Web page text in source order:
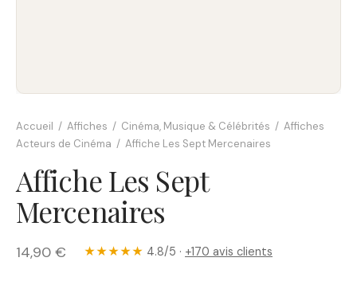
Accueil / Affiches / Cinéma, Musique & Célébrités / Affiches
Acteurs de Cinéma / Affiche Les Sept Mercenaires
Affiche Les Sept
Mercenaires
14,90 € ★★★★★ 4.8/5 · +170 avis clients